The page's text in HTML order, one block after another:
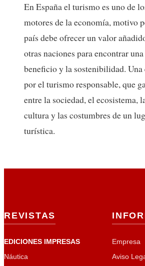
En España el turismo es uno de
motores de la economía, motivo
país debe ofrecer un valor
otras naciones para encontrar
beneficio y la sostenibilidad. Una
por el turismo responsable, que
entre la sociedad, el ecosistema,
cultura y las costumbres de un
turística.
REVISTAS
EDICIONES IMPRESAS
Náutica
Empresa
Aviso